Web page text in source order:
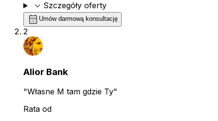
expand_more Szczegóły oferty
calendar_month Umów darmową konsultację
2
Alior Bank
"Własne M tam gdzie Ty"
Rata od